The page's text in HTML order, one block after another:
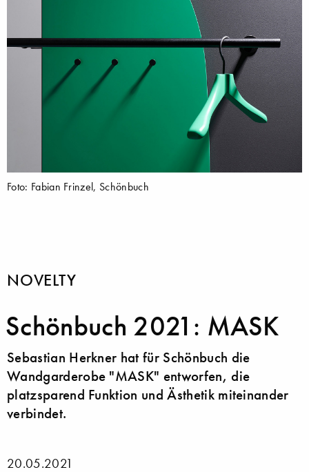
Foto: Fabian Frinzel, Schönbuch
NOVELTY
Schönbuch 2021: MASK
Sebastian Herkner hat für Schönbuch die
Wandgarderobe "MASK" entworfen, die
platzsparend Funktion und Ästhetik miteinander
verbindet.
20.05.2021